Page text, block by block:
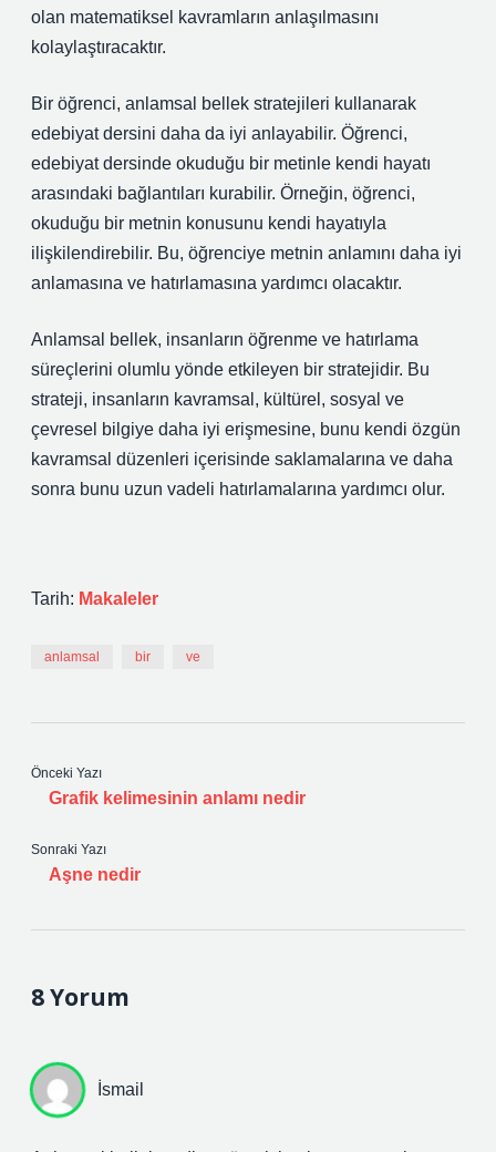
olan matematiksel kavramların anlaşılmasını
kolaylaştıracaktır.
Bir öğrenci, anlamsal bellek stratejileri kullanarak
edebiyat dersini daha da iyi anlayabilir. Öğrenci,
edebiyat dersinde okuduğu bir metinle kendi hayatı
arasındaki bağlantıları kurabilir. Örneğin, öğrenci,
okuduğu bir metnin konusunu kendi hayatıyla
ilişkilendirebilir. Bu, öğrenciye metnin anlamını daha iyi
anlamasına ve hatırlamasına yardımcı olacaktır.
Anlamsal bellek, insanların öğrenme ve hatırlama
süreçlerini olumlu yönde etkileyen bir stratejidir. Bu
strateji, insanların kavramsal, kültürel, sosyal ve
çevresel bilgiye daha iyi erişmesine, bunu kendi özgün
kavramsal düzenleri içerisinde saklamalarına ve daha
sonra bunu uzun vadeli hatırlamalarına yardımcı olur.
Tarih: Makaleler
anlamsal bir ve
Önceki Yazı
Grafik kelimesinin anlamı nedir
Sonraki Yazı
Aşne nedir
8 Yorum
İsmail